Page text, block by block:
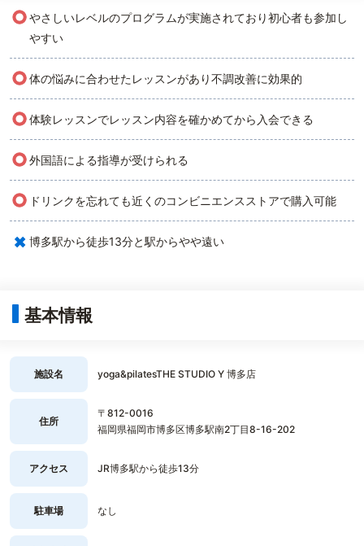
○やさしいレベルのプログラムが実施されており初心者も参加し
やすい
○体の悩みに合わせたレッスンがあり不調改善に効果的
○体験レッスンでレッスン内容を確かめてから入会できる
○外国語による指導が受けられる
○ ドリンクを忘れても近くのコンビニエンスストアで購入可能
× 博多駅から徒歩13分と駅からやや遠い
基本情報
施設名 yoga&pilatesTHE STUDIO Y 博多店
住所
〒812-0016
福岡県福岡市博多区博多駅南2丁目8-16-202
アクセス JR博多駅から徒歩13分
駐車場 なし